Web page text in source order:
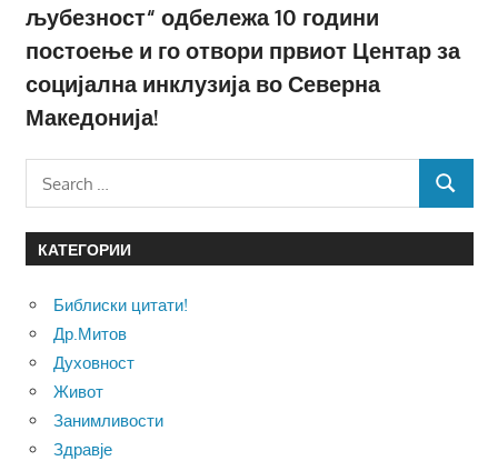
љубезност“ одбележа 10 години
постоење и го отвори првиот Центар за
социјална инклузија во Северна
Македонија!
SEARCH
КАТЕГОРИИ
Библиски цитати!
Др.Митов
Духовност
Живот
Занимливости
Здравје